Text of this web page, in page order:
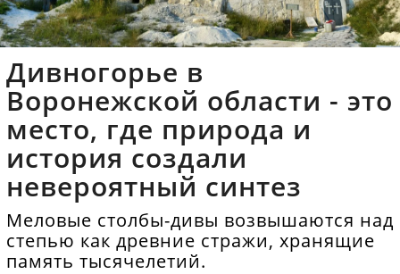
Дивногорье в
Воронежской области - это
место, где природа и
история создали
невероятный синтез
Меловые столбы-дивы возвышаются над
степью как древние стражи, хранящие
память тысячелетий.